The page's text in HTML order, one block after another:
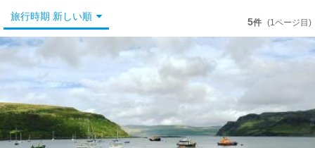
ン
バ
★
ッ
ク
ス
旅行時期 新しい順 5件 (1ページ目)